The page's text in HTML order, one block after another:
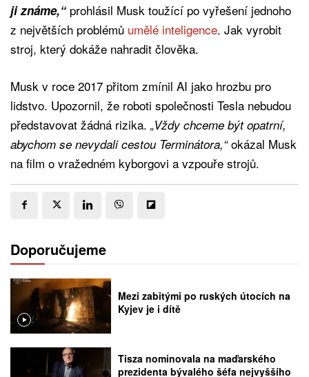
ji známe,“prohlásil Musk toužící po vyřešení jednoho
z největších problémů umělé inteligence. Jak vyrobit
stroj, který dokáže nahradit člověka.
Musk v roce 2017 přitom zmínil AI jako hrozbu pro
lidstvo. Upozornil, že roboti společnosti Tesla nebudou
představovat žádná rizika. „Vždy chceme být opatrní,
abychom se nevydali cestou Terminátora,“okázal Musk
na film o vražedném kyborgovi a vzpouře strojů.
Doporučujeme
Mezi zabitými po ruských útocích na
Kyjev je i dítě
Tisza nominovala na maďarského
prezidenta bývalého šéfa nejvyššího